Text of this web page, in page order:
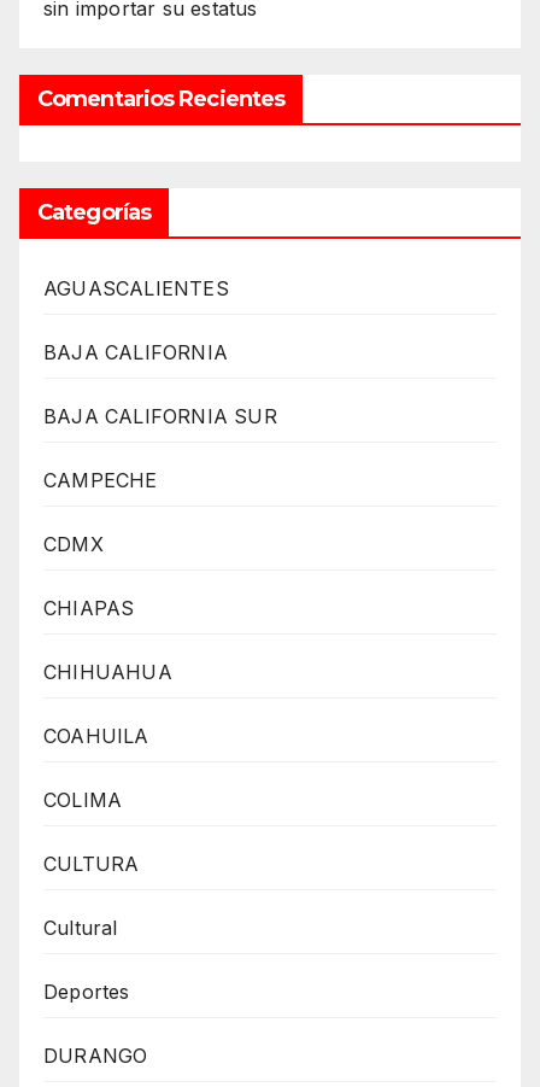
sin importar su estatus
Comentarios Recientes
Categorías
AGUASCALIENTES
BAJA CALIFORNIA
BAJA CALIFORNIA SUR
CAMPECHE
CDMX
CHIAPAS
CHIHUAHUA
COAHUILA
COLIMA
CULTURA
Cultural
Deportes
DURANGO